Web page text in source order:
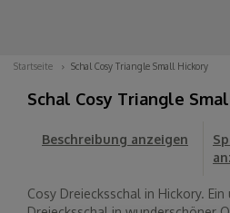
Startseite Schal Cosy Triangle Small Hickory
Schal Cosy Triangle
Beschreibung anzeigen
Cosy Dreiecksschal in Hickory.